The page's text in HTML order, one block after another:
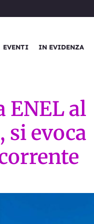
EVENTI IN EVIDENZA
ENEL al
si evoca